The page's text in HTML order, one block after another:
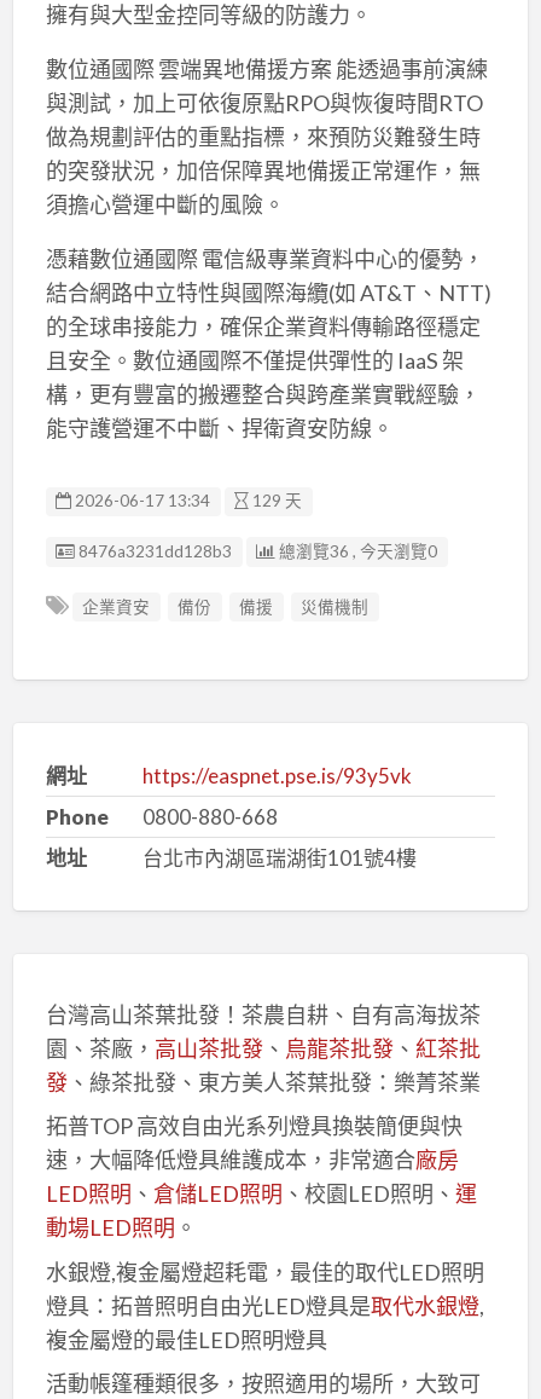
擁有與大型金控同等級的防護力。
數位通國際 雲端異地備援方案 能透過事前演練
與測試，加上可依復原點RPO與恢復時間RTO
做為規劃評估的重點指標，來預防災難發生時
的突發狀況，加倍保障異地備援正常運作，無
須擔心營運中斷的風險。
憑藉數位通國際 電信級專業資料中心的優勢，
結合網路中立特性與國際海纜(如 AT&T、NTT)
的全球串接能力，確保企業資料傳輸路徑穩定
且安全。數位通國際不僅提供彈性的 IaaS 架
構，更有豐富的搬遷整合與跨產業實戰經驗，
能守護營運不中斷、捍衛資安防線。
2026-06-17 13:34 129 天
廣告编號
8476a3231dd128b3 總瀏覽36 , 今天瀏覽0
企業資安 備份 備援 災備機制
網址
https://easpnet.pse.is/93y5vk
Phone
0800-880-668
地址
台北市內湖區瑞湖街101號4樓
台灣高山茶葉批發！茶農自耕、自有高海拔茶
園、茶廠， 高山茶批發、 烏龍茶批發、 紅茶批
發、綠茶批發、東方美人茶葉批發：樂菁茶業
拓普TOP 高效自由光系列燈具換裝簡便與快
速，大幅降低燈具維護成本，非常適合廠房
LED照明 、 倉儲LED照明 、校園LED照明、 運
動場LED照明 。
水銀燈,複金屬燈超耗電，最佳的取代LED照明
燈具：拓普照明自由光LED燈具是取代水銀燈,
複金屬燈的最佳LED照明燈具
活動帳篷種類很多，按照適用的場所，大致可